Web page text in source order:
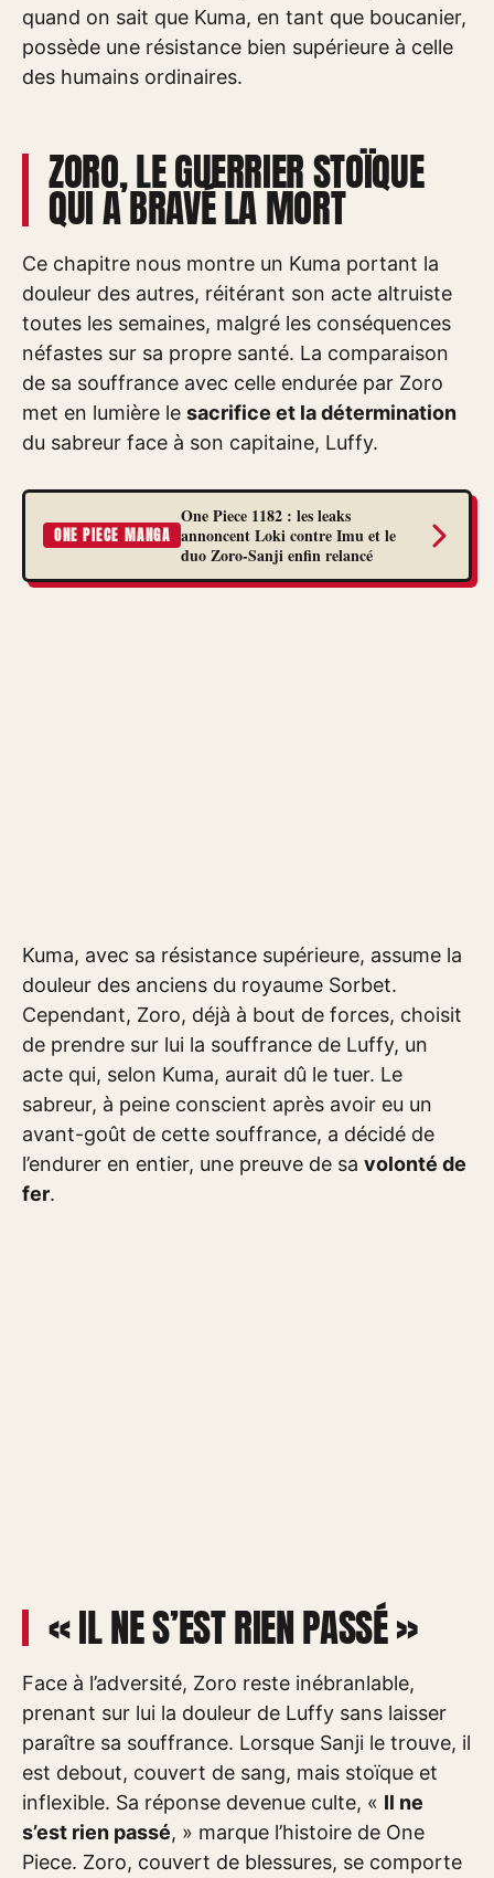
quand on sait que Kuma, en tant que boucanier,
possède une résistance bien supérieure à celle
des humains ordinaires.
ZORO, LE GUERRIER STOÏQUE
QUI A BRAVÉ LA MORT
Ce chapitre nous montre un Kuma portant la
douleur des autres, réitérant son acte altruiste
toutes les semaines, malgré les conséquences
néfastes sur sa propre santé. La comparaison
de sa souffrance avec celle endurée par Zoro
met en lumière le sacrifice et la détermination
du sabreur face à son capitaine, Luffy.
ONE PIECE MANGA
One Piece 1182 : les leaks
annoncent Loki contre Imu et le
duo Zoro-Sanji enfin relancé
Kuma, avec sa résistance supérieure, assume la
douleur des anciens du royaume Sorbet.
Cependant, Zoro, déjà à bout de forces, choisit
de prendre sur lui la souffrance de Luffy, un
acte qui, selon Kuma, aurait dû le tuer. Le
sabreur, à peine conscient après avoir eu un
avant-goût de cette souffrance, a décidé de
l’endurer en entier, une preuve de sa volonté de
fer.
« IL NE S’EST RIEN PASSÉ »
Face à l’adversité, Zoro reste inébranlable,
prenant sur lui la douleur de Luffy sans laisser
paraître sa souffrance. Lorsque Sanji le trouve, il
est debout, couvert de sang, mais stoïque et
inflexible. Sa réponse devenue culte, « Il ne
s’est rien passé, » marque l’histoire de One
Piece. Zoro, couvert de blessures, se comporte